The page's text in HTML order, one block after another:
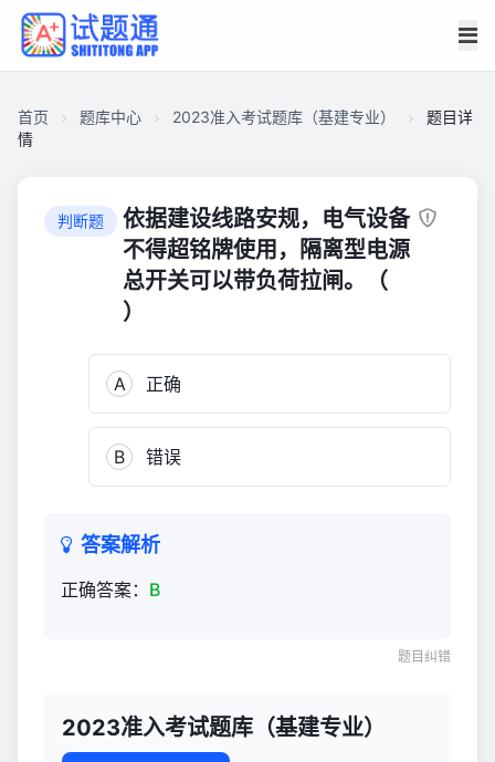
首页 题库中心 2023准入考试题库（基建专业）
题目详
情
2023判断题
依据建设线路安规，电气设备
不得超铭牌使用，隔离型电源
总开关可以带负荷拉闸。（
）
A 正确
B 错误
答案解析
正确答案： B
题目纠错
2023准入考试题库（基建专业）